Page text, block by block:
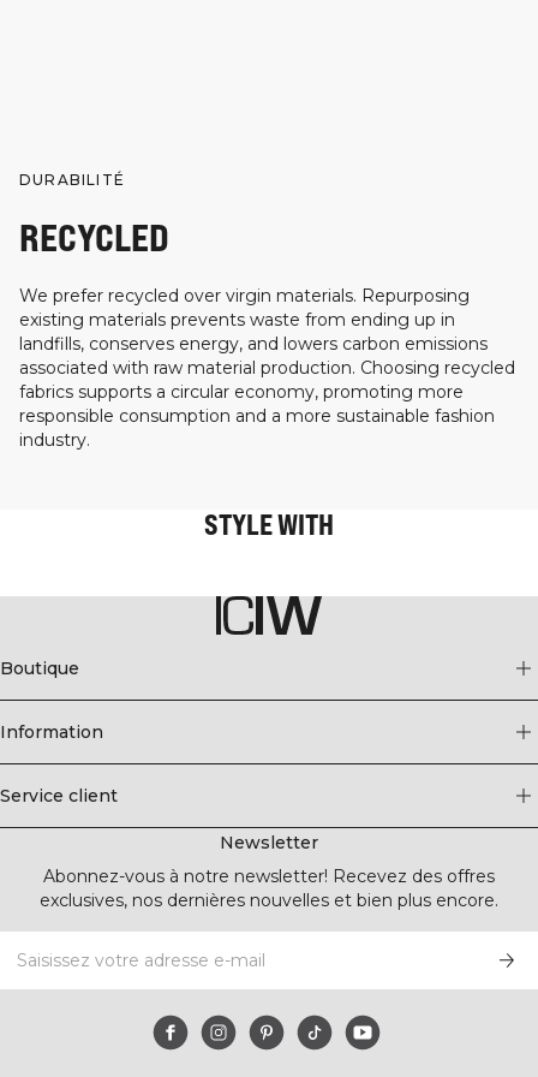
DURABILITÉ
RECYCLED
We prefer recycled over virgin materials. Repurposing
existing materials prevents waste from ending up in
landfills, conserves energy, and lowers carbon emissions
associated with raw material production. Choosing recycled
fabrics supports a circular economy, promoting more
responsible consumption and a more sustainable fashion
industry.
STYLE WITH
Boutique
Information
Service client
Newsletter
Abonnez-vous à notre newsletter! Recevez des offres
exclusives, nos dernières nouvelles et bien plus encore.